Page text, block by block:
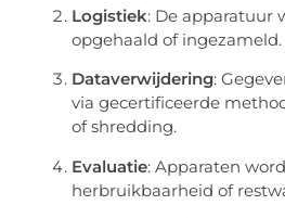
Logistiek: De apparatuur
opgehaald of ingezameld.
Dataverwijdering:
via gecertificeerde
of shredding.
Evaluatie: Apparaten
herbruikbaarheid of